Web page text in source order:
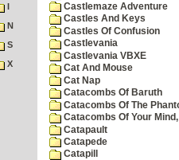
I
N
S
X
Castlemaze Adventure
Castles And Keys
Castles Of Confusion
Castlevania
Castlevania VBXE
Cat And Mouse
Cat Nap
Catacombs Of Baruth
Catacombs Of The
Catacombs Of Your
Catapault
Catapede
Catapill